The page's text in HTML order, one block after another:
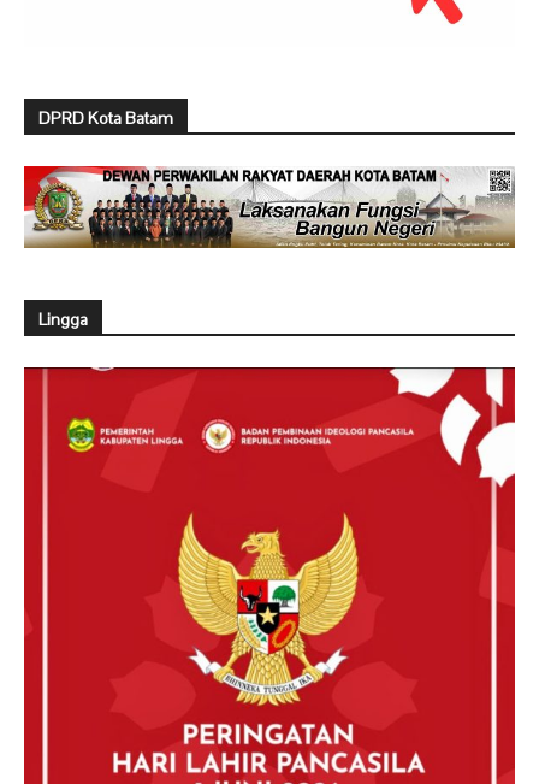
DPRD Kota Batam
Lingga